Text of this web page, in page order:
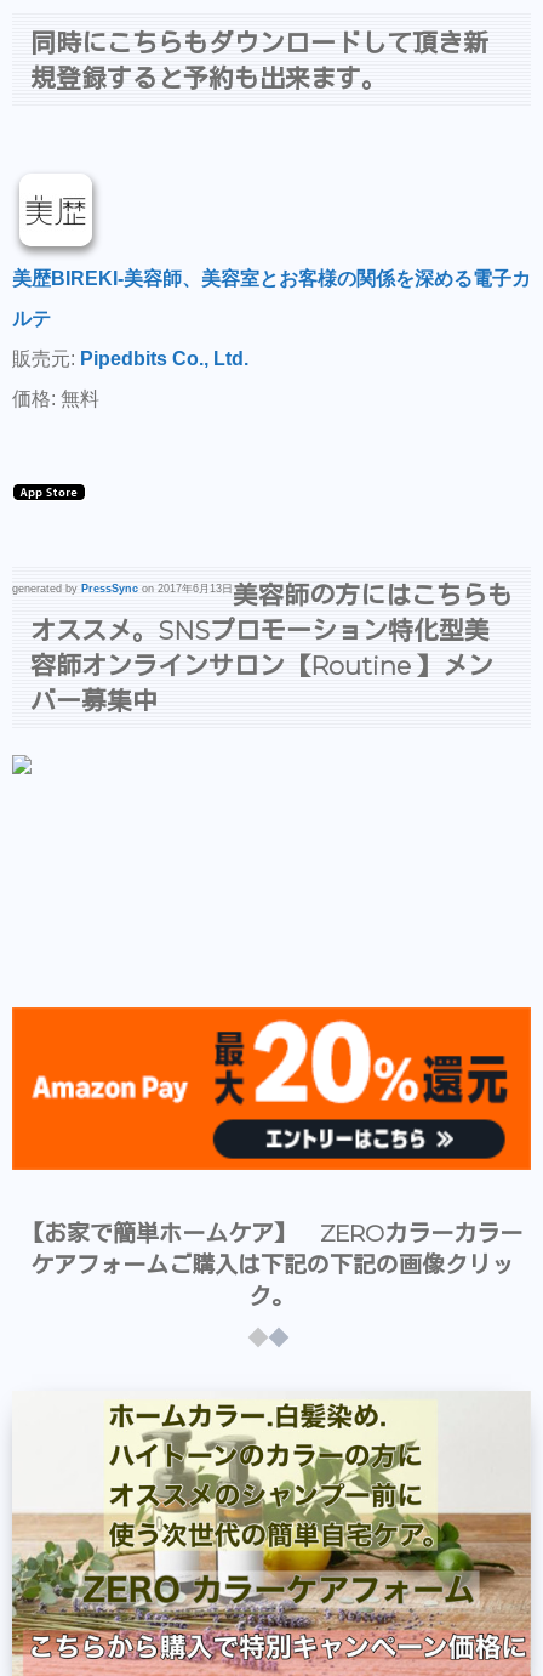
同時にこちらもダウンロードして頂き新
規登録すると予約も出来ます。
美歴BIREKI-美容師、美容室とお客様の関係を深める電子カ
ルテ
販売元: Pipedbits Co., Ltd.
価格: 無料
generated by PressSync on 2017年6月13日 美容師の方にはこちらも
オススメ。SNSプロモーション特化型美
容師オンラインサロン【Routine 】メン
バー募集中
【お家で簡単ホームケア】 ZEROカラーカラー
ケアフォームご購入は下記の下記の画像クリッ
ク。